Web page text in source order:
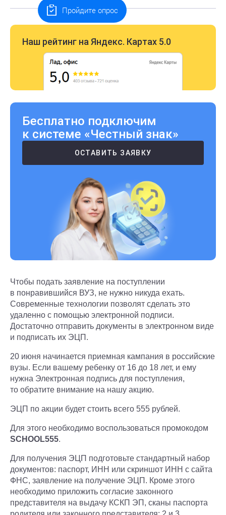
Наш рейтинг на Яндекс. Картах 5.0
Бесплатно подключим
к системе «Честный знак»
ОСТАВИТЬ ЗАЯВКУ
Чтобы подать заявление на поступлении
в понравившийся ВУЗ, не нужно никуда ехать.
Современные технологии позволят сделать это
удаленно с помощью электронной подписи.
Достаточно отправить документы в электронном виде
и подписать их ЭЦП.
20 июня начинается приемная кампания в российские
вузы. Если вашему ребенку от 16 до 18 лет, и ему
нужна Электронная подпись для поступления,
то обратите внимание на нашу акцию.
ЭЦП по акции будет стоить всего 555 рублей.
Для этого необходимо воспользоваться промокодом
SCHOOL555.
Для получения ЭЦП подготовьте стандартный набор
документов: паспорт, ИНН или скриншот ИНН с сайта
ФНС, заявление на получение ЭЦП. Кроме этого
необходимо приложить согласие законного
представителя на выдачу КСКП ЭП, сканы паспорта
Пройдите опрос